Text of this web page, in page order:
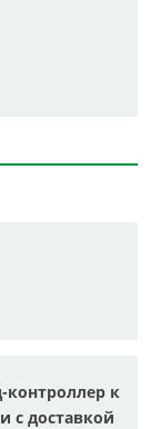
контроллер к
с доставкой